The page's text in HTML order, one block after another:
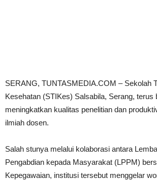
SERANG, TUNTASMEDIA.COM – Sekolah
Kesehatan (STIKes) Salsabila, Serang, terus
meningkatkan kualitas penelitian dan
ilmiah dosen.
Salah stunya melalui kolaborasi antara
Pengabdian kepada Masyarakat (LPPM)
Kepegawaian, institusi tersebut menggelar